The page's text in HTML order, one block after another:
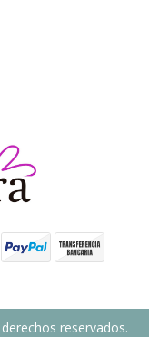
reservados.